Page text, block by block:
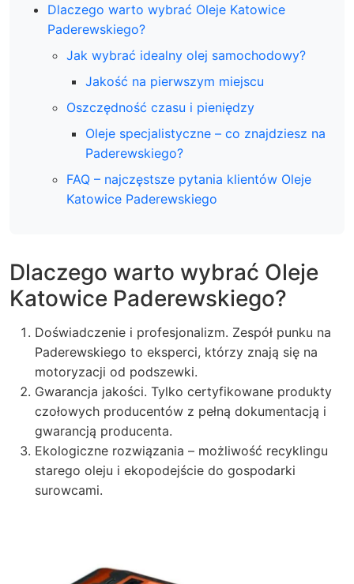
Dlaczego warto wybrać Oleje Katowice
Paderewskiego?
Jak wybrać idealny olej samochodowy?
Jakość na pierwszym miejscu
Oszczędność czasu i pieniędzy
Oleje specjalistyczne – co znajdziesz na
Paderewskiego?
FAQ – najczęstsze pytania klientów Oleje
Katowice Paderewskiego
Dlaczego warto wybrać Oleje
Katowice Paderewskiego?
Doświadczenie i profesjonalizm. Zespół punku na
Paderewskiego to eksperci, którzy znają się na
motoryzacji od podszewki.
Gwarancja jakości. Tylko certyfikowane produkty
czołowych producentów z pełną dokumentacją i
gwarancją producenta.
Ekologiczne rozwiązania – możliwość recyklingu
starego oleju i ekopodejście do gospodarki
surowcami.